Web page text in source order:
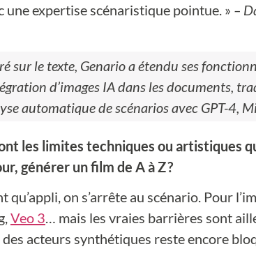
une expertise scénaristique pointue. » –
sur le texte, Genario a étendu ses
d’images IA dans les documents,
automatique de scénarios avec GPT-4,
les limites techniques ou artistiques
générer un film de A à Z ?
qu’appli, on s’arrête au scénario. Pour
Veo 3 … mais les vraies barrières sont
acteurs synthétiques reste encore